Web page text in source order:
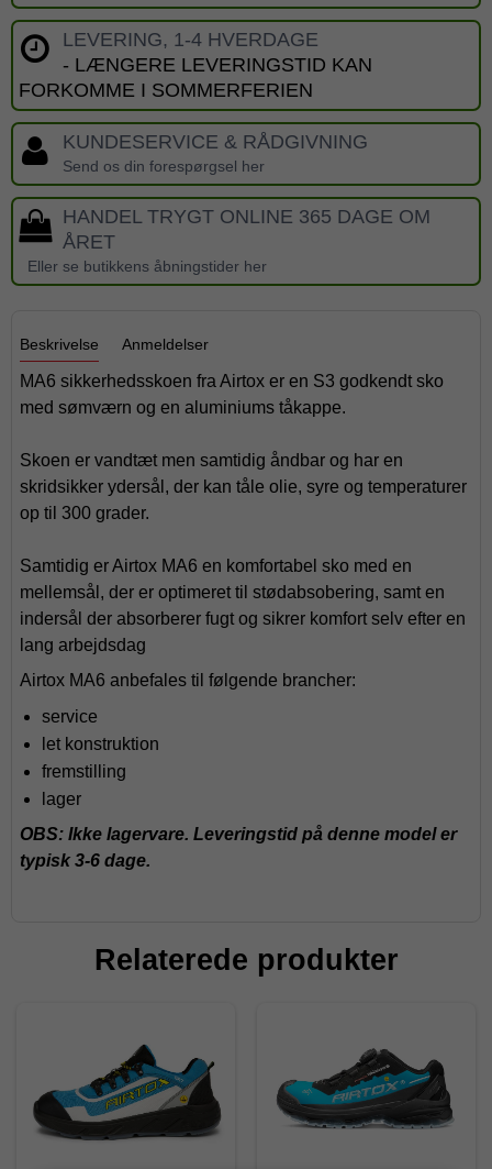
LEVERING, 1-4 HVERDAGE
- LÆNGERE LEVERINGSTID KAN
FORKOMME I SOMMERFERIEN
KUNDESERVICE & RÅDGIVNING
Send os din forespørgsel her
HANDEL TRYGT ONLINE 365 DAGE OM
ÅRET
Eller se butikkens åbningstider her
Beskrivelse Anmeldelser
MA6 sikkerhedsskoen fra Airtox er en S3 godkendt sko
med sømværn og en aluminiums tåkappe.
Skoen er vandtæt men samtidig åndbar og har en
skridsikker ydersål, der kan tåle olie, syre og temperaturer
op til 300 grader.
Samtidig er Airtox MA6 en komfortabel sko med en
mellemsål, der er optimeret til stødabsobering, samt en
indersål der absorberer fugt og sikrer komfort selv efter en
lang arbejdsdag
Airtox MA6 anbefales til følgende brancher:
service
let konstruktion
fremstilling
lager
OBS: Ikke lagervare. Leveringstid på denne model er
typisk 3-6 dage.
Relaterede produkter